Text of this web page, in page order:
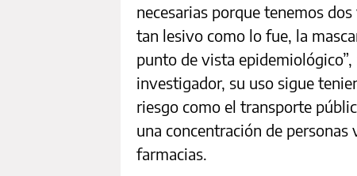
necesarias porque tenemos
tan lesivo como lo fue, la
punto de vista
investigador, su uso sigue
riesgo como el transporte
una concentración de
farmacias.